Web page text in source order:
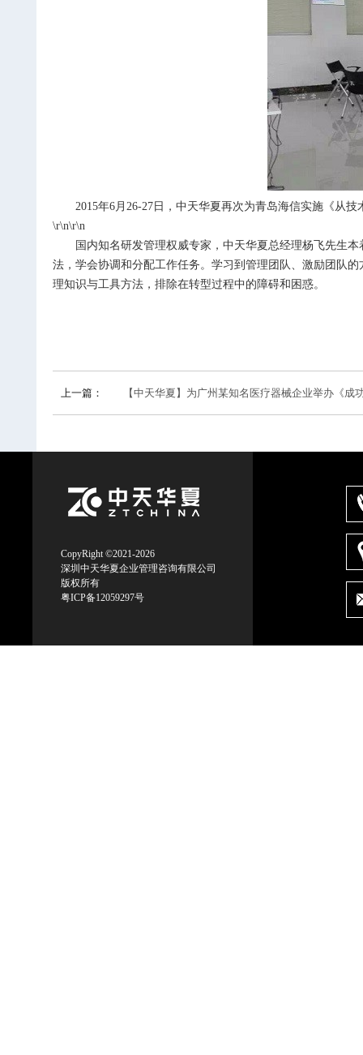
2015年6月 26-27 日，中天华夏再次为青岛海信实施《从
\r\n\r\n
国内知名研发管理权威专家，中天华夏总经理杨飞先生
法，学会协调和分配工作任务。学习到管理团队、激励团队
理知识与工具方法，排除在转型过程中的障碍和困惑。
上一篇： 【中天华夏】为广州某知名医疗器械企业举办《成
CopyRight ©2021-2026
深圳中天华夏企业管理咨询有限公司
版权所有
粤ICP备12059297号